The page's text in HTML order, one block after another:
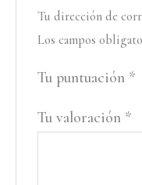
Tu dirección de
Los campos
Tu puntuación *
Tu valoración *